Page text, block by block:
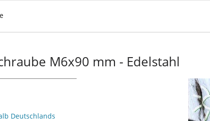
M6x90 mm - Edelstahl
Deutschlands